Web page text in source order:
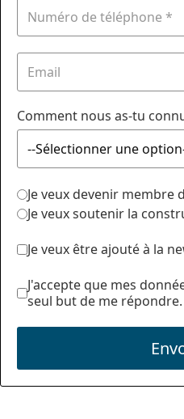
Comment nous as-tu
Je veux devenir membre
Je veux soutenir la
Je veux être ajouté à la
J'accepte que mes
seul but de me répondre.